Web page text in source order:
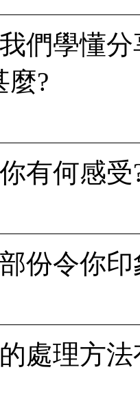
們學懂
麼?
有何感受
份令你
處理方